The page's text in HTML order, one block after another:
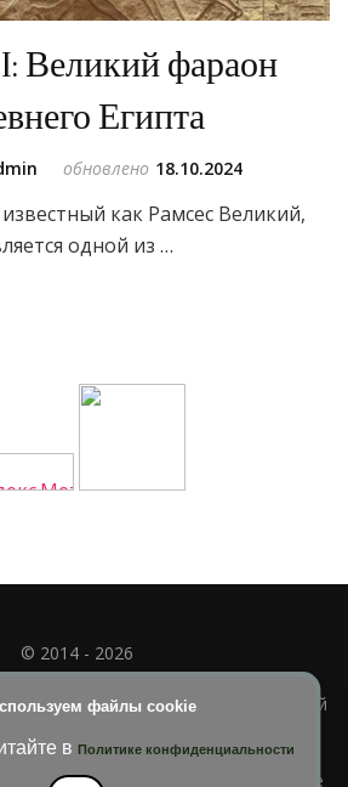
Великий фараон
Египта
обновлено 18.10.2024
как Рамсес Великий,
одной из …
файлы cookie
в Политике конфиденциальности
© 2014 - 2026
использование материала
наличии активной и индексируемой
Темы Blossom . На платформе